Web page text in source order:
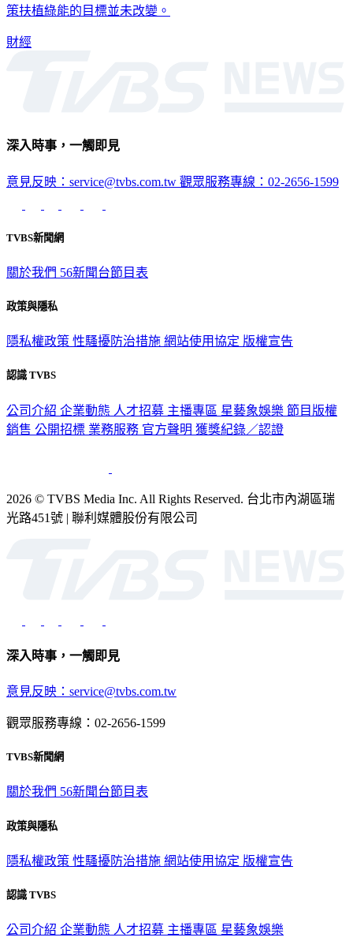
策扶植綠能的目標並未改變。
財經
深入時事，一觸即見
意見反映：service@tvbs.com.tw 觀眾服務專線：02-2656-1599
TVBS新聞網
關於我們 56新聞台節目表
政策與隱私
隱私權政策 性騷擾防治措施 網站使用協定 版權宣告
認識 TVBS
公司介紹 企業動態 人才招募 主播專區 星藝象娛樂 節目版權
銷售 公開招標 業務服務 官方聲明 獲獎紀錄／認證
2026 © TVBS Media Inc. All Rights Reserved. 台北市內湖區瑞
光路451號 | 聯利媒體股份有限公司
深入時事，一觸即見
意見反映：service@tvbs.com.tw
觀眾服務專線：02-2656-1599
TVBS新聞網
關於我們 56新聞台節目表
政策與隱私
隱私權政策 性騷擾防治措施 網站使用協定 版權宣告
認識 TVBS
公司介紹 企業動態 人才招募 主播專區 星藝象娛樂